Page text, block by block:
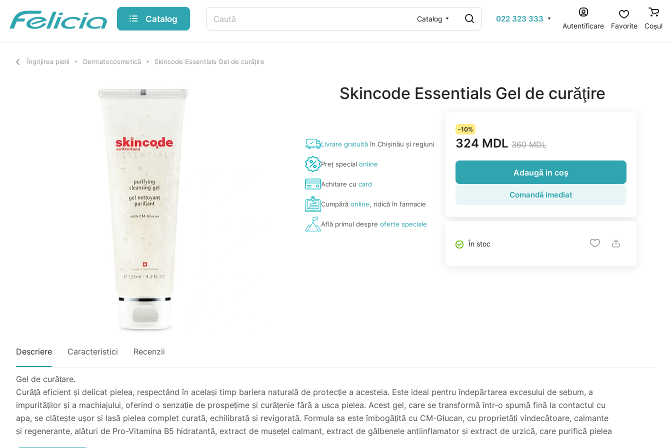
Catalog Catalog 022 323 333
Autentificare Favorite Coșul
Îngrijirea pielii Dermatocosmetică Skincode Essentials Gel de curăţire
Skincode Essentials Gel de curăţire
Livrare gratuităîn Chișinău și regiuni
Preț specialonline
Achitare cucard
Cumpărăonline, ridică în farmacie
Află primul despreoferte speciale
-10%
324 MDL 360 MDL
Adaugă in coş
Comandă imediat
În stoc
Descriere Caracteristici Recenzii
Gel de curățare.
Curăță eficient și delicat pielea, respectând în același timp bariera naturală de protecție a acesteia. Este ideal pentru îndepărtarea excesului de sebum, a
impurităților și a machiajului, oferind o senzație de prospețime și curățenie fără a usca pielea. Acest gel, care se transformă într-o spumă fină la contactul cu
apa, se clătește ușor și lasă pielea complet curată, echilibrată și revigorată. Formula sa este îmbogățită cu CM-Glucan, cu proprietăți vindecătoare, calmante
și regenerante, alături de Pro-Vitamina B5 hidratantă, extract de mușețel calmant, extract de gălbenele antiinflamator și extract de urzică, care purifică pielea